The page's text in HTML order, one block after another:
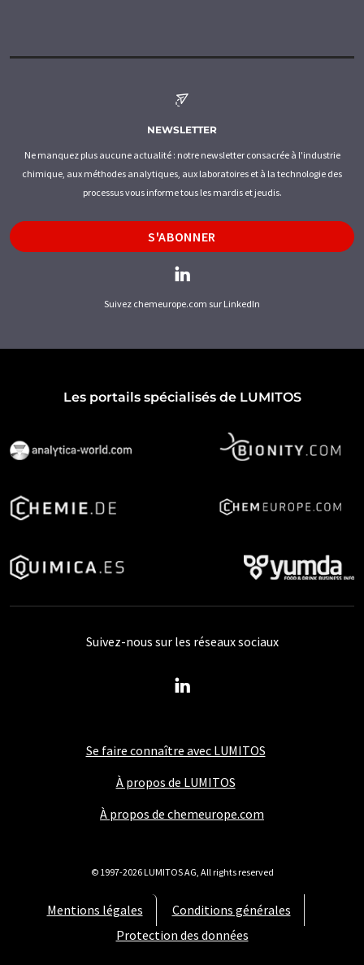
NEWSLETTER
Ne manquez plus aucune actualité : notre newsletter consacrée à l'industrie
chimique, aux méthodes analytiques, aux laboratoires et à la technologie des
processus vous informe tous les mardis et jeudis.
S'ABONNER
Suivez chemeurope.com sur LinkedIn
Les portails spécialisés de LUMITOS
Se faire connaître avec LUMITOS
À propos de LUMITOS
À propos de chemeurope.com
Mentions légales
Conditions générales
Protection des données
Suivez-nous sur les réseaux sociaux
© 1997-2026 LUMITOS AG, All rights reserved